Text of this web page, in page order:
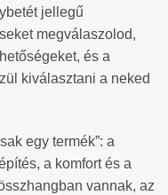
jellegű
megválaszolod,
és a
kiválasztani a neked
egy termék”: a
a komfort és a
vannak, az